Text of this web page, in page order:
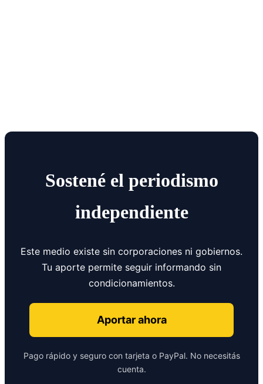
Sostené el periodismo
independiente
Este medio existe sin corporaciones ni gobiernos.
Tu aporte permite seguir informando sin
condicionamientos.
Aportar ahora
Pago rápido y seguro con tarjeta o PayPal. No necesitás
cuenta.